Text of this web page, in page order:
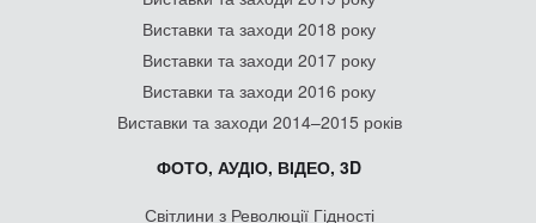
Виставки та заходи 2018 року
Виставки та заходи 2017 року
Виставки та заходи 2016 року
Виставки та заходи 2014–2015 років
ФОТО, АУДІО, ВІДЕО, 3D
Світлини з Революції Гідності